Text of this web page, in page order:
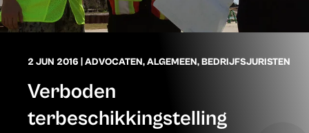
2 JUN 2016 ADVOCATEN,ALGEMEEN,BEDRIJFSJURISTEN
Verboden
terbeschikkingstelling